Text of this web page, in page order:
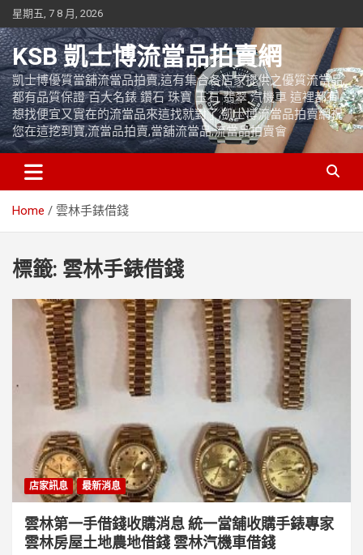
Skip
to
content
星期五, 7 8 月, 2026
KSB 凱士博流當品拍賣網
凱士博優質當舖流當品拍賣,這有集合各店家提供之優質流當品,
都有品質保證 百大名錶 鑽石 珠寶 玉石 翡翠 汽機車 這裡都有
想找便宜又實在的流當品來這找就對了,凱士博流當品拍賣網祝
您在這挖到寶,流當品拍賣,當舖流當品,流當品拍賣會
Home 雲林手錶借錢
標籤: 雲林手錶借錢
店家訊息 最新消息
雲林第一手借錢收購消息 統一當舖收購手錶專家
雲林房屋土地農地借錢 雲林汽機車借錢